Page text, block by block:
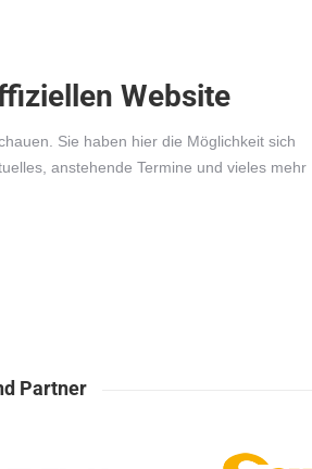
Website
Sie haben hier die Möglichkeit sich
anstehende Termine und vieles mehr
Partner